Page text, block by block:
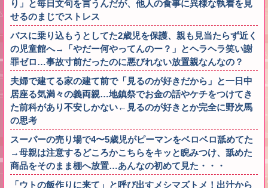
り」と毎日文句を言うんだが、他人の食事に異様な執着を見
せるのまじでストレス
バスに乗り込もうとしてた2歳児を保護、親も見当たらず近く
の児童館へ→「やだー何やってんのー？」とヘラヘラ笑い謝
罪ゼロ…事故寸前だったのに悪びれない放置親なんなの？
夫婦で建てる家の建て前で「見るのが好きだから」と一日中
居座る気満々の義両親…地鎮祭でお金の話やケチをつけてき
た前科があり不安しかない←見るのが好きとか完全に野次馬
の思考
スーパーの売り場で4〜5歳児がピーマンをベロベロ舐めてた
→母親は注意するどころかこちらをキッと睨みつけ、舐めた
商品をそのまま棚へ放置…あんなの初めて見た・・・
「ウトの飯作りに来て」と呼び出すメシマズトメ！出汁から